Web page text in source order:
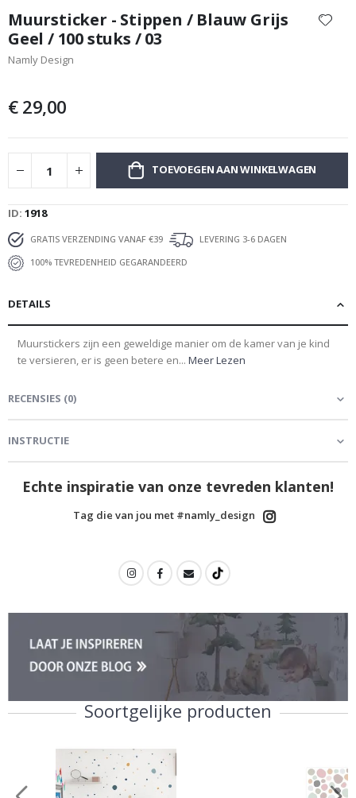
het
begin
van
gallerij
Muursticker - Stippen / Blauw Grijs
Geel / 100 stuks / 03
Namly Design
€ 29,00
TOEVOEGEN AAN WINKELWAGEN
ID 1918
GRATIS VERZENDING VANAF €39
LEVERING 3-6 DAGEN
100% TEVREDENHEID GEGARANDEERD
DETAILS
Muurstickers zijn een geweldige manier om de kamer van je kind
te versieren, er is geen betere en... Meer Lezen
RECENSIES (0)
INSTRUCTIE
Echte inspiratie van onze tevreden klanten!
Tag die van jou met #namly_design
Soortgelijke producten